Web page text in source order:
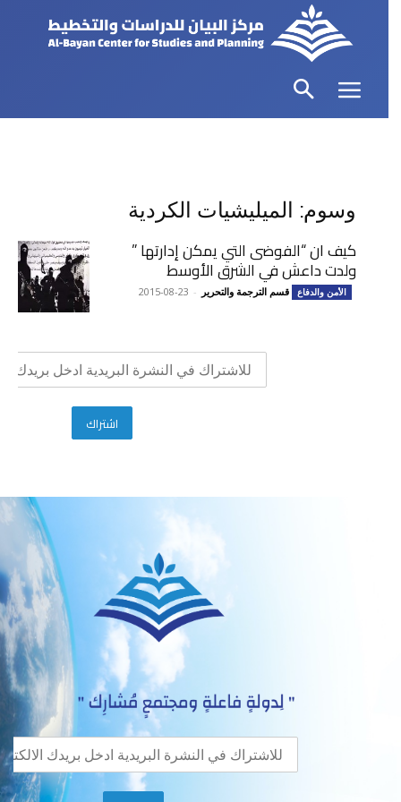
وسوم: الميليشيات الكردية
كيف ان “الفوضى التي يمكن إدارتها ”
ولدت داعش في الشرق الأوسط
الأمن والدفاع قسم الترجمة والتحرير -
2015-08-23